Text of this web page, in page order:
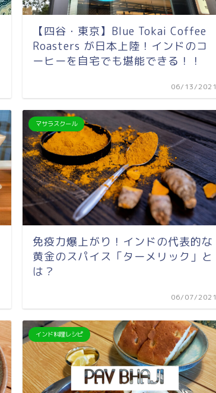
【四谷・東京】Blue Tokai Coffee
Roasters が日本上陸！インドのコ
ーヒーを自宅でも堪能できる！！
06/13/2021
マサラスクール
免疫力爆上がり！インドの代表的な
黄金のスパイス「ターメリック」と
は？
06/07/2021
インド料理レシピ